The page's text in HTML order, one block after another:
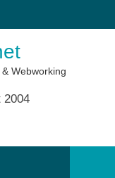
Webworking
2004